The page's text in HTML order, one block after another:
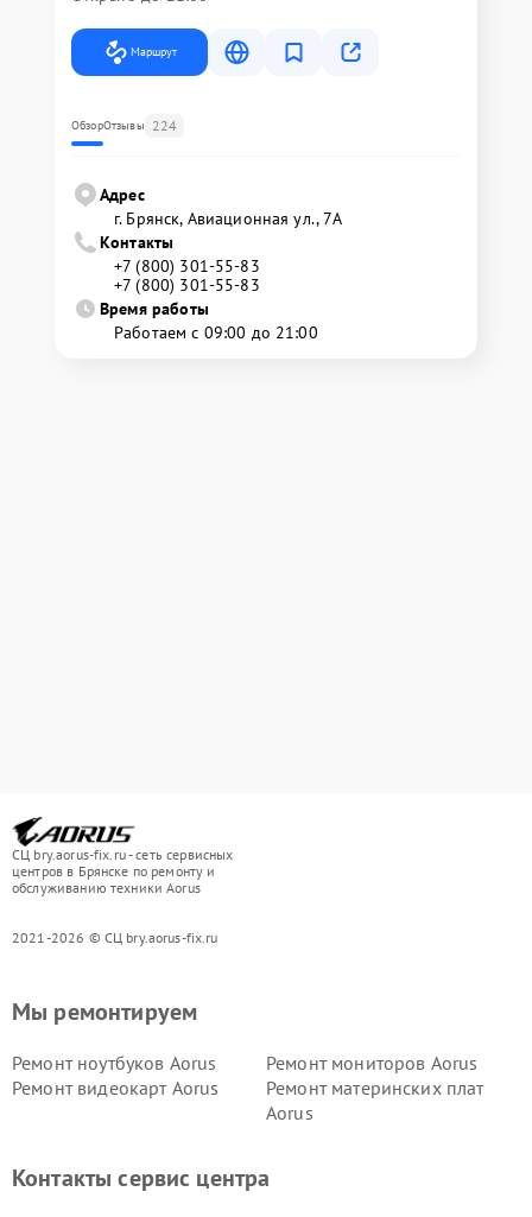
Маршрут
ОбзорОтзывы 224
Адрес
г. Брянск, Авиационная ул., 7А
Контакты
+7 (800) 301-55-83
+7 (800) 301-55-83
Время работы
Работаем с 09:00 до 21:00
СЦ bry.aorus-fix.ru - сеть сервисных
центров в Брянске по ремонту и
обслуживанию техники Aorus
2021-2026 © СЦ bry.aorus-fix.ru
Мы ремонтируем
Ремонт ноутбуков Aorus
Ремонт мониторов Aorus
Ремонт видеокарт Aorus
Ремонт материнских плат
Aorus
Контакты сервис центра